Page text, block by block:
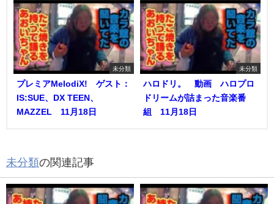
未分類
プレミアMelodiX! ゲスト：
IS:SUE、DX TEEN、
MAZZEL 11月18日
未分類
ハロドリ。 動画 ハロプロ
ドリームが詰まった音楽番
組 11月18日
未分類の関連記事